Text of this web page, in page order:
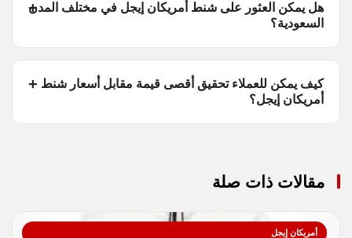
هل يمكن العثور على شنط أمريكان إيجل في مختلف المدن
السعودية؟
كيف يمكن للعملاء تحقيق أقصى قيمة مقابل أسعار شنط
أمريكان إيجل؟
مقالات ذات صلة
أمريكان إيجل